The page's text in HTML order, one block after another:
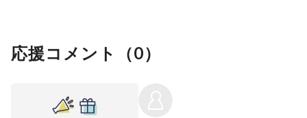
応援コメント（0）